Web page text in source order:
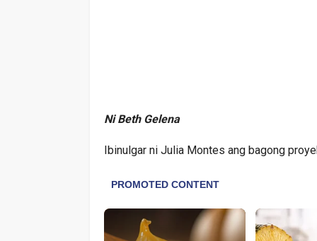
Ni Beth Gelena
Ibinulgar ni Julia Montes ang bagong